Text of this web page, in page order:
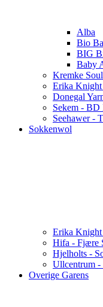
Alba
Bio
BIG
Baby
Kremke
Erika
Donegal
Sekem - BD
Seehawer -
Sokkenwol
Erika
Hifa - Fjære
Hjelholts -
Ullcentrum -
Overige Garens